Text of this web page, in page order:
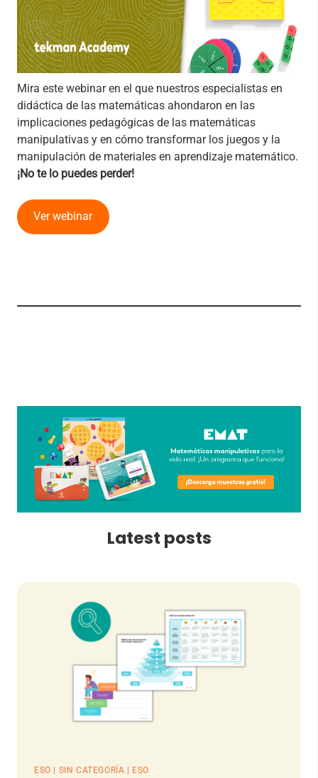
Mira este webinar en el que nuestros especialistas en
didáctica de las matemáticas ahondaron en las
implicaciones pedagógicas de las matemáticas
manipulativas y en cómo transformar los juegos y la
manipulación de materiales en aprendizaje matemático.
¡No te lo puedes perder!
Ver webinar
Latest posts
ESO | SIN CATEGORÍA | ESO